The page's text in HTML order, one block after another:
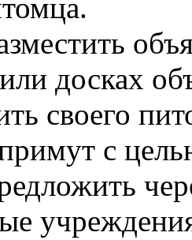
досках
своего
примут с